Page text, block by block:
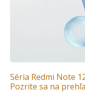
Séria Redmi Note
Pozrite sa na